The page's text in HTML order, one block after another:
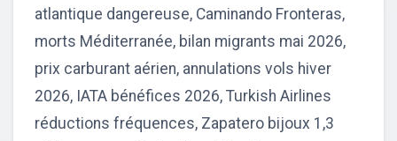
atlantique dangereuse, Caminando Fronteras,
morts Méditerranée, bilan migrants mai 2026,
prix carburant aérien, annulations vols hiver
2026, IATA bénéfices 2026, Turkish Airlines
réductions fréquences, Zapatero bijoux 1,3